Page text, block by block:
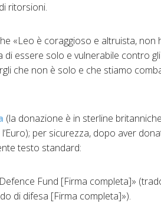
ritorsioni.
«Leo è coraggioso e altruista, non
essere solo e vulnerabile contro
che non è solo e che stiamo
(la donazione è in sterline
per sicurezza, dopo aver
testo standard:
Fund [Firma completa]»
di difesa [Firma completa]»).